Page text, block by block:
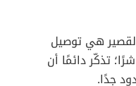
المستخدم متسع
بالكامل، فبإمكانه